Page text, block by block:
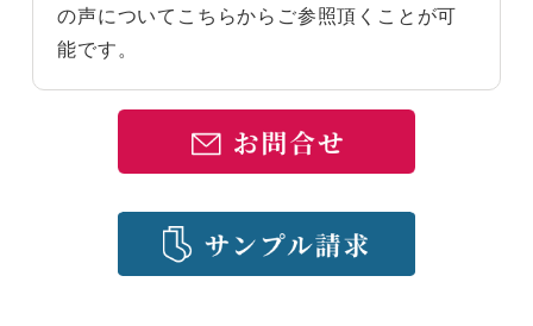
の声についてこちらからご参照頂くことが可
能です。